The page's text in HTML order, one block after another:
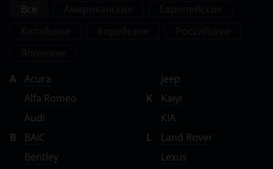
Все
A
Acura
Alfa Romeo
Audi
B
BAIC
Bentley
Jeep
K
Kaiyi
KIA
L
Land Rover
Lexus